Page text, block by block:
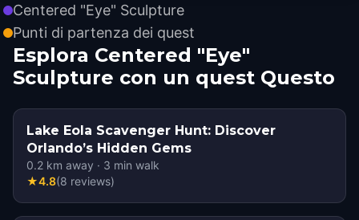
Centered "Eye" Sculpture
Punti di partenza dei quest
Esplora Centered "Eye"
Sculpture con un quest Questo
Lake Eola Scavenger Hunt: Discover
Orlando’s Hidden Gems
0.2 km away · 3 min walk
★4.8(8 reviews)